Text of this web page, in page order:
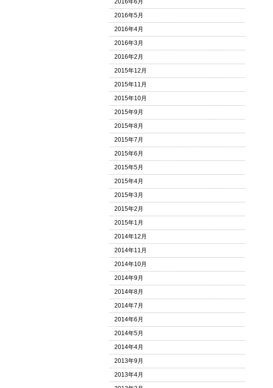
2016年6月
2016年5月
2016年4月
2016年3月
2016年2月
2015年12月
2015年11月
2015年10月
2015年9月
2015年8月
2015年7月
2015年6月
2015年5月
2015年4月
2015年3月
2015年2月
2015年1月
2014年12月
2014年11月
2014年10月
2014年9月
2014年8月
2014年7月
2014年6月
2014年5月
2014年4月
2013年9月
2013年4月